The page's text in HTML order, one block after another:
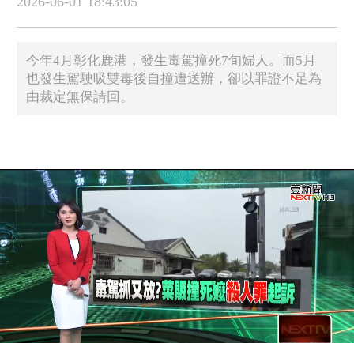
今年4月彰化鹿港，發生毒駕撞死7旬婦人。而5月
也發生駕駛吸雙毒後自撞遭送辦，卻以罪證不足為
由裁定無保請回。